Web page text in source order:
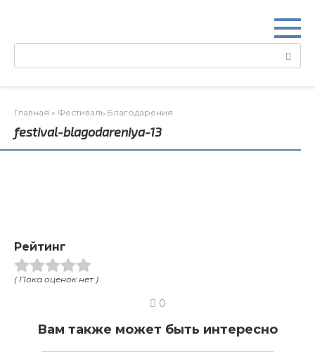
Поиск:
Главная » Фестиваль Благодарения
festival-blagodareniya-13
Рейтинг
( Пока оценок нет )
0
Вам также может быть интересно